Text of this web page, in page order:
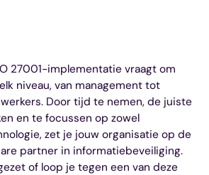
27001-implementatie vraagt om
niveau, van management tot
Door tijd te nemen, de juiste
en te focussen op zowel
zet je jouw organisatie op de
partner in informatiebeveiliging.
of loop je tegen een van deze